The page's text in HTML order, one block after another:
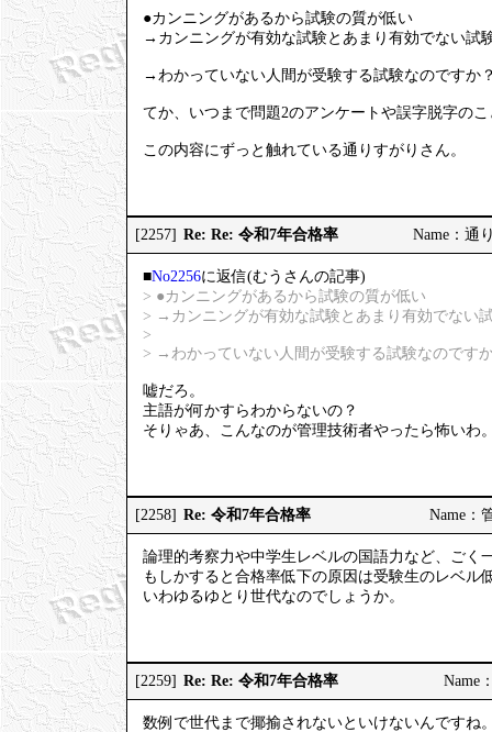
●カンニングがあるから試験の質が低い
→カンニングが有効な試験とあまり有効でない試
→わかっていない人間が受験する試験なのですか
てか、いつまで問題2のアンケートや誤字脱字の
この内容にずっと触れている通りすがりさん。
[2257] Re: Re: 令和7年合格率 Name：通
■No2256に返信(むうさんの記事)
> ●カンニングがあるから試験の質が低い
> →カンニングが有効な試験とあまり有効でない
>
> →わかっていない人間が受験する試験なのです
嘘だろ。
主語が何かすらわからないの？
そりゃあ、こんなのが管理技術者やったら怖いわ
[2258] Re: 令和7年合格率 Name：
論理的考察力や中学生レベルの国語力など、ごく
もしかすると合格率低下の原因は受験生のレベル
いわゆるゆとり世代なのでしょうか。
[2259] Re: Re: 令和7年合格率 Name
数例で世代まで揶揄されないといけないんですね